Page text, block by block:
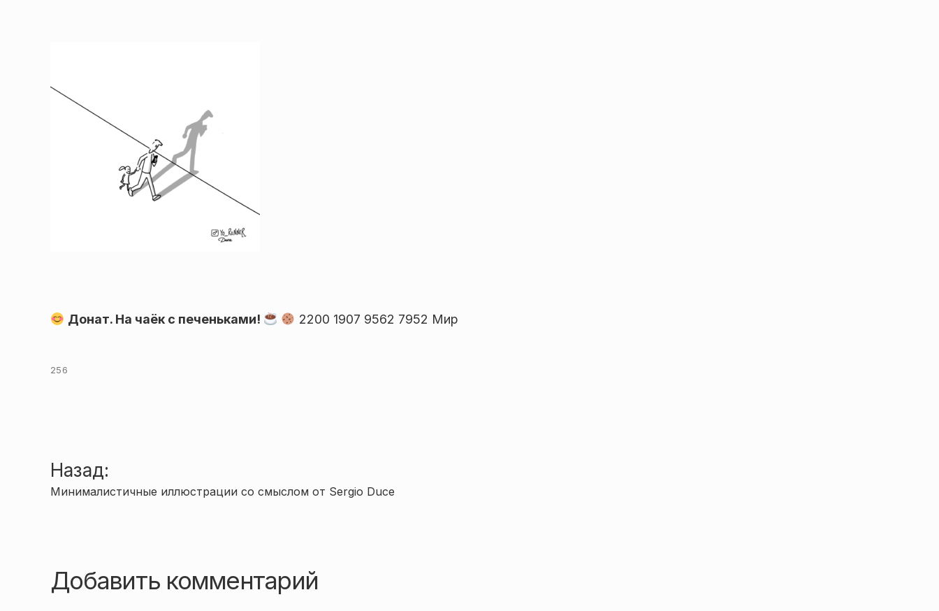
Донат. На чаёк с печеньками! 2200 1907 9562 7952 Мир
256
Навигация
Назад:
Минималистичные иллюстрации со смыслом от Sergio Duce
Добавить комментарий